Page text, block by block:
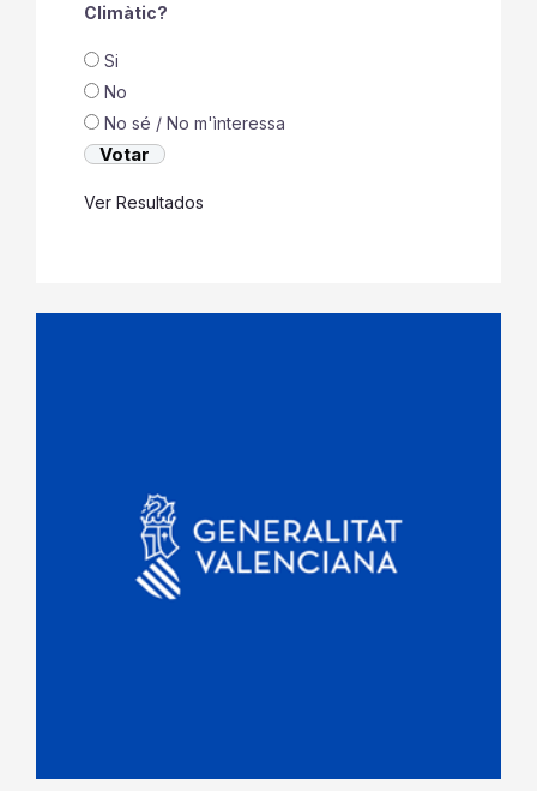
Climàtic?
Si
No
No sé / No m'ìnteressa
Ver Resultados